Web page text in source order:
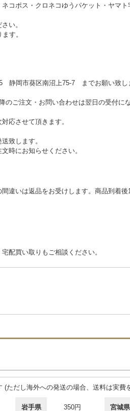
コポス・クロネコゆうパケット・ヤマト
い。
す。
岡市葵区南沼上75-7 までお願い致し
ご注文・お問い合わせは翌日の受付にな
応させて頂きます。
致します。
時にお知らせください。
違いは返品をお受けします。商品到着後
配買い取りもご相談ください。
だし海外への発送の場合、送料は実費
岩手県 350円 宮城県